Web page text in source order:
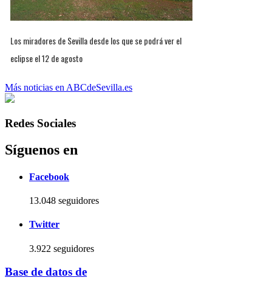
Los miradores de Sevilla desde los que se podrá ver el
eclipse el 12 de agosto
Más noticias en ABCdeSevilla.es
Redes Sociales
Síguenos en
Facebook
13.048 seguidores
Twitter
3.922 seguidores
Base de datos de